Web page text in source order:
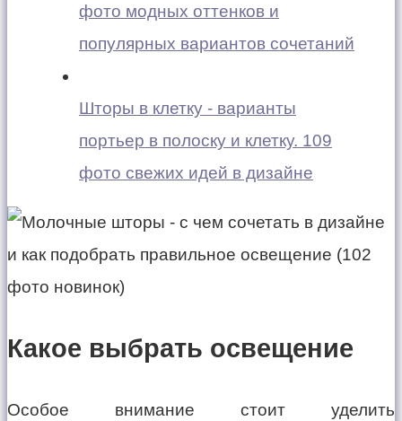
фото модных оттенков и
популярных вариантов сочетаний
Шторы в клетку - варианты
портьер в полоску и клетку. 109
фото свежих идей в дизайне
Какое выбрать освещение
Особое внимание стоит уделить